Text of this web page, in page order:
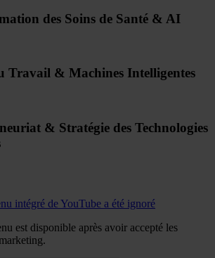
des Soins de Santé & AI
Travail & Machines Intelligentes
& Stratégie des Technologies
intégré de YouTube a été ignoré
est disponible après avoir accepté les